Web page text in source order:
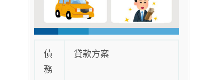
債
務
貸款方案